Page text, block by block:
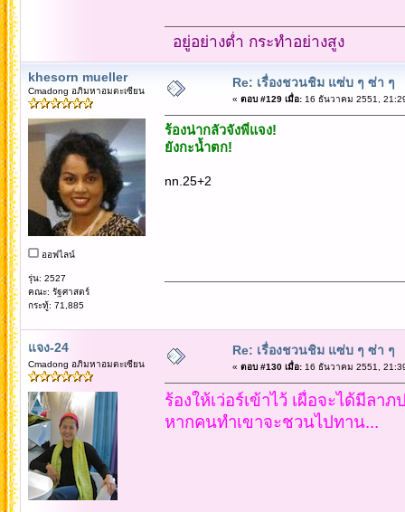
อยู่อย่างต่ำ กระทำอย่างสูง
khesorn mueller
Cmadong อภิมหาอมตะเซียน
ออฟไลน์
รุ่น: 2527
คณะ: รัฐศาสตร์
กระทู้: 71,885
Re: เรื่องชวนชิม แซ่บ ๆ ซ่า ๆ
« ตอบ #129 เมื่อ:16 ธันวาคม 2551,
ร้องน่ากลัวจังพี่แจง!
ยังกะนํ้าตก!
nn.25+2
แจง-24
Cmadong อภิมหาอมตะเซียน
Re: เรื่องชวนชิม แซ่บ ๆ ซ่า ๆ
« ตอบ #130 เมื่อ:16 ธันวาคม 2551,
ร้องให้เว่อร์เข้าไว้ เผื่อจะได้มีลาภ
หากคนทำเขาจะชวนไปทาน...